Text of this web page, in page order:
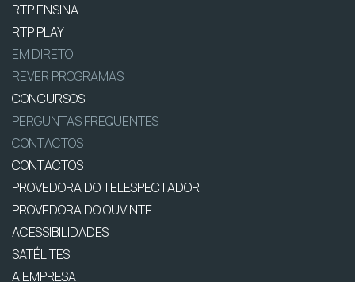
RTP ENSINA
RTP PLAY
EM DIRETO
REVER PROGRAMAS
CONCURSOS
PERGUNTAS FREQUENTES
CONTACTOS
CONTACTOS
PROVEDORA DO TELESPECTADOR
PROVEDORA DO OUVINTE
ACESSIBILIDADES
SATÉLITES
A EMPRESA